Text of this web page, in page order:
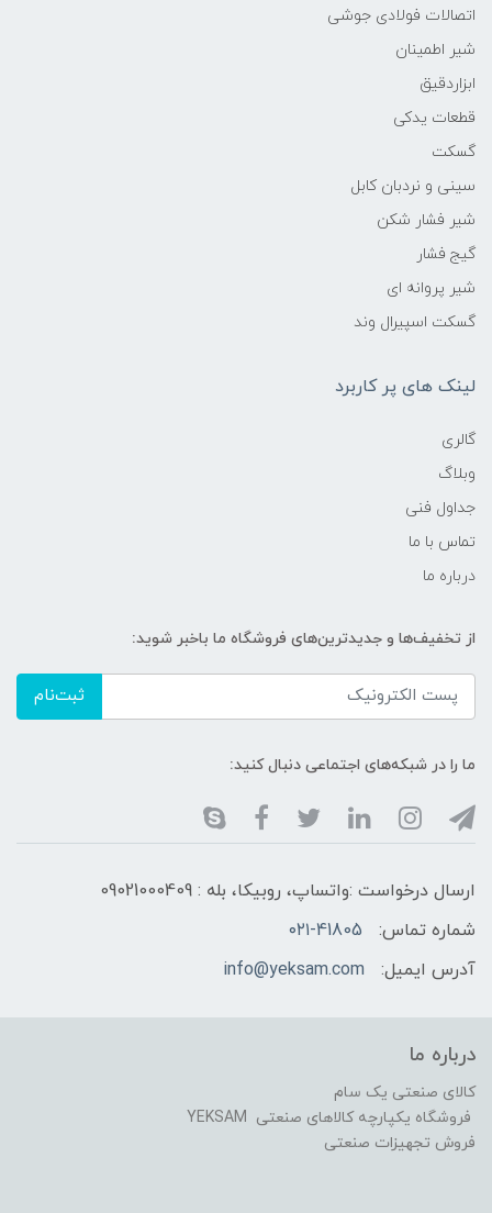
اتصالات فولادی جوشی
شیر اطمینان
ابزاردقیق
قطعات یدکی
گسکت
سینی و نردبان کابل
شیر فشار شکن
گیج فشار
شیر پروانه ای
گسکت اسپیرال وند
لینک های پر کاربرد
گالری
وبلاگ
جداول فنی
تماس با ما
درباره ما
از تخفیف‌ها و جدیدترین‌های فروشگاه ما باخبر شوید:
ثبت‌نام
ما را در شبکه‌های اجتماعی دنبال کنید:
ارسال درخواست :واتساپ، روبیکا، بله : 09021000409
شماره تماس:
۰۲۱-41805
آدرس ایمیل:
info@yeksam.com
درباره ما
کالای صنعتی یک سام
فروشگاه یکپارچه کالاهای صنعتی YEKSAM
فروش تجهیزات صنعتی